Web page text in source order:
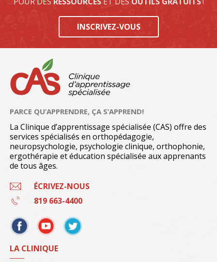
INSCRIVEZ-VOUS
PARCE QU’APPRENDRE, ÇA S’APPREND!
La Clinique d’apprentissage spécialisée (CAS) offre des
services spécialisés en orthopédagogie,
neuropsychologie, psychologie clinique, orthophonie,
ergothérapie et éducation spécialisée aux apprenants
de tous âges.
ÉCRIVEZ-NOUS
819 663-4400
LA CLINIQUE